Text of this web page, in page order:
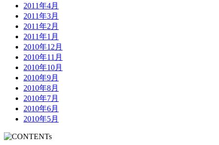
2011年4月
2011年3月
2011年2月
2011年1月
2010年12月
2010年11月
2010年10月
2010年9月
2010年8月
2010年7月
2010年6月
2010年5月